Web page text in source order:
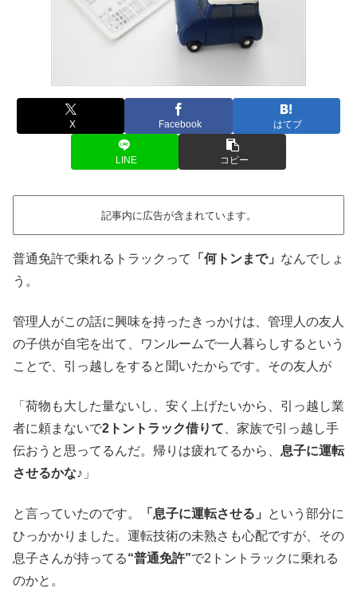
X Facebook はてブ
LINE コピー
記事内に広告が含まれています。
普通免許で乗れるトラックって 「何トンまで」 なんでしょ
う。
管理人がこの話に興味を持ったきっかけは、管理人の友人
の子供が自宅を出て、ワンルームで一人暮らしするという
ことで、引っ越しをすると聞いたからです。その友人が
「荷物も大した量ないし、安く上げたいから、引っ越し業
者に頼まないで2トントラック借りて 、家族で引っ越し手
伝おうと思ってるんだ。帰りは疲れてるから、 息子に運転
させるかな♪ 」
と言っていたのです。 「息子に運転させる」
という部分に
ひっかかりました。運転技術の未熟さも心配ですが、その
息子さんが持ってる“普通免許”で2トントラックに乗れる
のかと。